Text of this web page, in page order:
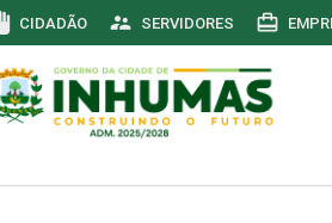
CIDADÃO supervisor_account SERVIDORES card_travel